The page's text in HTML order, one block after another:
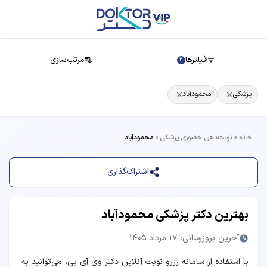
فیلترها 2 مرتب‌سازی
پزشکی محمودآباد
خانه نوبت‌دهی حضوری پزشکی محمودآباد
اشتراک‌گذاری
بهترین دکتر پزشکی محمودآباد
آخرین بروزرسانی: 17 مرداد 1405
با استفاده از سامانه رزرو نوبت آنلاین دکتر وی آی پی، می‌توانید به